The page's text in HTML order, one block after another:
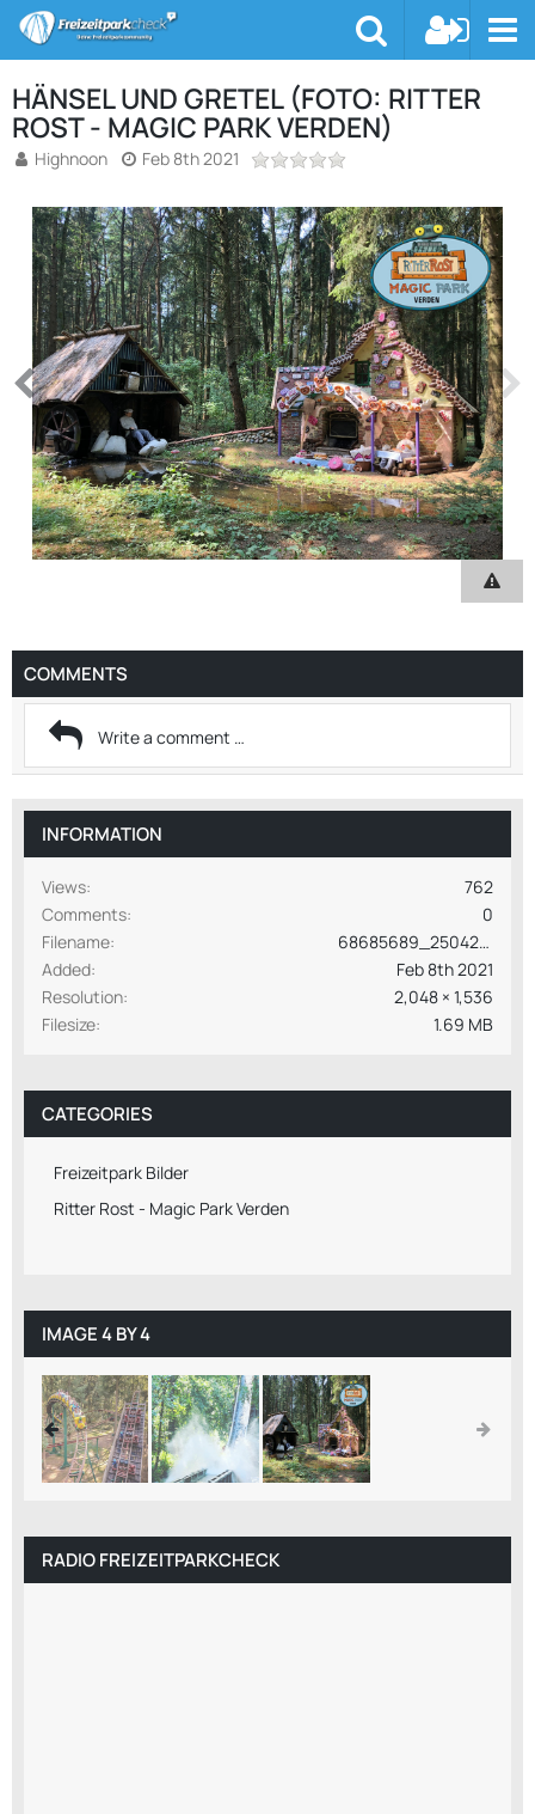
HÄNSEL UND GRETEL (FOTO: RITTER
ROST - MAGIC PARK VERDEN)
Highnoon Feb 8th 2021
COMMENTS
INFORMATION
Views
762
Comments
0
Filename
68685689_2504210629637546_1219706467943186432_o.jpg
Added
Feb 8th 2021
Resolution
2,048 × 1,536
Filesize
1.69 MB
CATEGORIES
Freizeitpark Bilder
Ritter Rost - Magic Park Verden
IMAGE 4 BY 4
RADIO FREIZEITPARKCHECK